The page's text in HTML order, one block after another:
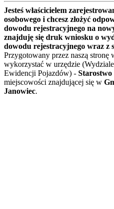
Jesteś właścicielem
osobowego i chcesz złożyć
dowodu rejestracyjnego na
znajduję się druk wniosku o
dowodu rejestracyjnego wraz z
Przygotowany przez naszą stronę
wykorzystać w urzędzie
Ewidencji Pojazdów) - Starostwo
miejscowości znajdującej się w
Janowiec.